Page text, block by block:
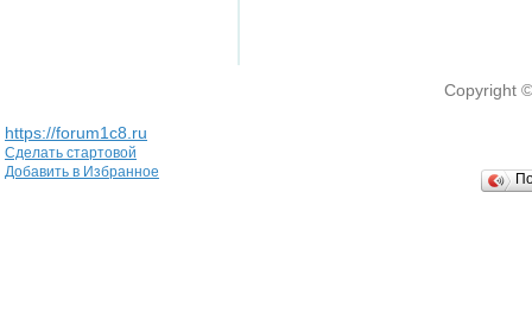
Copyright
https://forum1c8.ru
Сделать стартовой
Добавить в Избранное